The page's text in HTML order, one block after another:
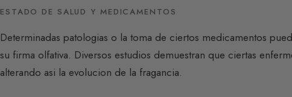
ESTADO DE SALUD Y MEDICAMENTOS
Determinadas patologias o la toma de ciertos medicamentos
su firma olfativa. Diversos estudios demuestran que ciertas
alterando asi la evolucion de la fragancia.